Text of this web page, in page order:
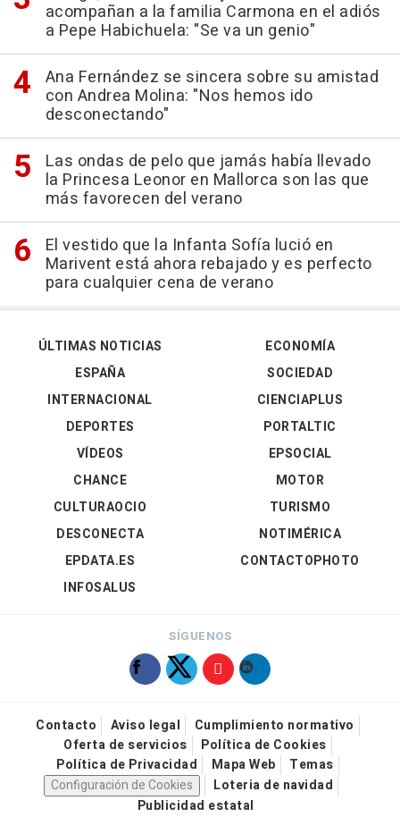
acompañan a la familia Carmona en el adiós
a Pepe Habichuela: "Se va un genio"
Ana Fernández se sincera sobre su amistad
con Andrea Molina: "Nos hemos ido
desconectando"
Las ondas de pelo que jamás había llevado
la Princesa Leonor en Mallorca son las que
más favorecen del verano
El vestido que la Infanta Sofía lució en
Marivent está ahora rebajado y es perfecto
para cualquier cena de verano
ÚLTIMAS NOTICIAS
ESPAÑA
INTERNACIONAL
DEPORTES
VÍDEOS
ECONOMÍA
SOCIEDAD
CIENCIAPLUS
PORTALTIC
EPSOCIAL
CHANCE
CULTURAOCIO
DESCONECTA
EPDATA.ES
INFOSALUS
MOTOR
TURISMO
NOTIMÉRICA
CONTACTOPHOTO
SÍGUENOS
Contacto Aviso legal
Cumplimiento normativo
Oferta de servicios
Política de Cookies
Política de Privacidad
Mapa Web
Temas
Configuración de Cookies
Loteria de navidad
Publicidad estatal